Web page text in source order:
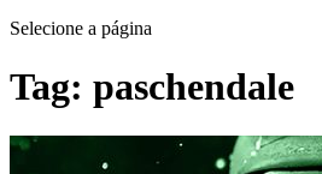
Selecione a página
Tag: paschendale